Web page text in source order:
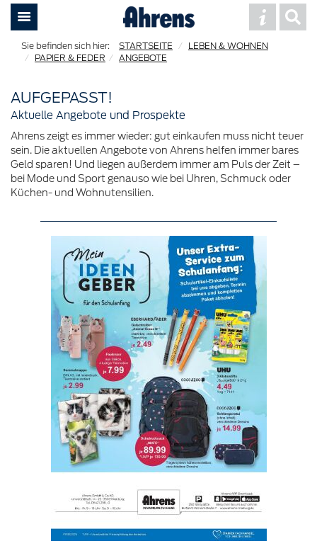
STARTSEITE
LEBEN & WOHNEN
PAPIER & FEDER
ANGEBOTE
AUFGEPASST!
Aktuelle Angebote und Prospekte
Ahrens zeigt es immer wieder: gut einkaufen muss nicht teuer
sein. Die aktuellen Angebote von Ahrens helfen immer bares
Geld sparen! Und liegen außerdem immer am Puls der Zeit –
bei Mode und Sport genauso wie bei Uhren, Schmuck oder
Küchen- und Wohnutensilien.